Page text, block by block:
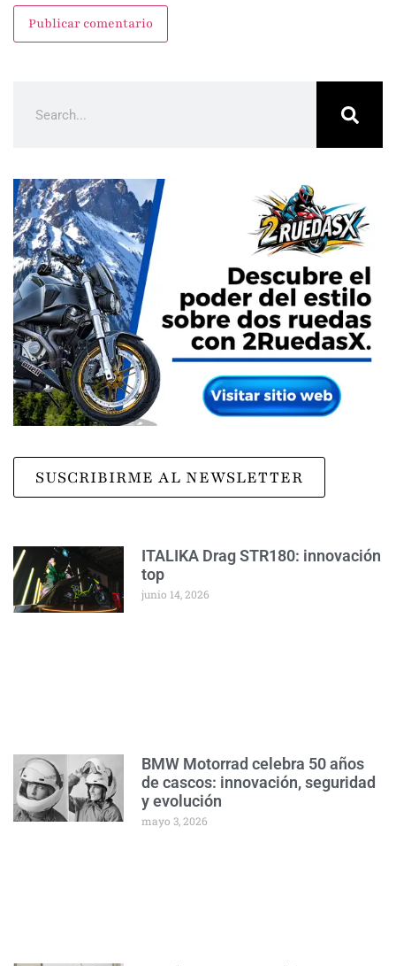
SUSCRIBIRME AL NEWSLETTER
ITALIKA Drag STR180: innovación
top
junio 14, 2026
BMW Motorrad celebra 50 años
de cascos: innovación, seguridad
y evolución
mayo 3, 2026